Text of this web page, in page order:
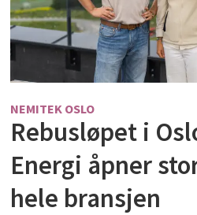
NEMITEK OSLO
Rebusløpet i
Energi åpner
hele bransjen